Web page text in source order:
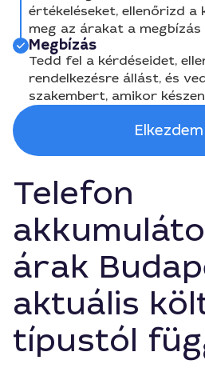
értékeléseket, ellenőrizd a
meg az árakat a
Megbízás
Tedd fel a kérdéseidet,
rendelkezésre állást, és
szakembert, amikor
Elkezdem
Telefon
árak
aktuális
típustól